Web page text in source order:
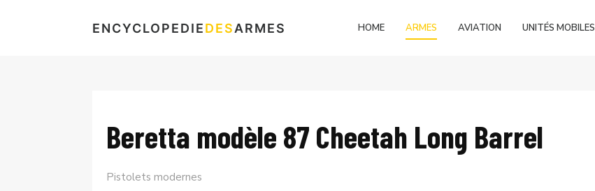
ENCYCLOPEDIEDESARMES HOME ARMES AVIATION UNITÉS MOBILES
Beretta modèle 87 Cheetah Long Barrel
Pistolets modernes